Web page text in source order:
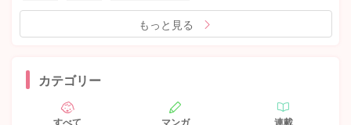
もっと見る
カテゴリー
すべて マンガ 連載